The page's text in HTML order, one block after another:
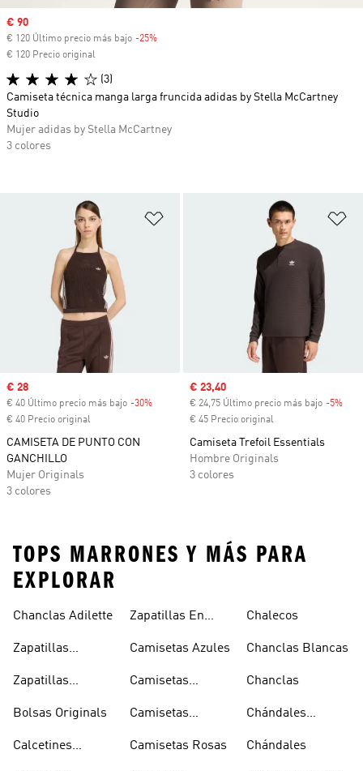
Añadir a la lista de deseos
Precio de venta
€ 28
€ 40 Último precio más bajo -30% Descuento
€ 40 Precio original
CAMISETA DE PUNTO CON
GANCHILLO
Mujer Originals
3 colores
Precio de venta
€ 23,40
€ 24,75 Último precio más bajo -5%
€ 45 Precio original
Camiseta Trefoil Essentials
Hombre Originals
3 colores
Precio de venta
€ 90
€ 120 Último precio más bajo -25%
€ 120 Precio original
(3)
Camiseta técnica manga larga fruncida adidas by Stella McCartney
Studio
Mujer adidas by Stella McCartney
3 colores
TOPS MARRONES Y MÁS PARA
EXPLORAR
Chanclas Adilette
Zapatillas
Zapatillas
Blancas
Bolsas Originals
Calcetines
Zapatillas En
Camisetas Azules
Camisetas
Camisetas
Camisetas Rosas
Chalecos
Chanclas Blancas
Chanclas
Chándales
Chándales